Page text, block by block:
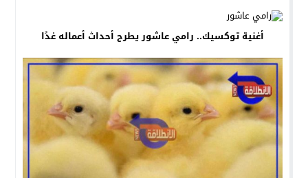
أغنية توكسيك.. رامي عاشور يطرح أحداث أعماله غدًا